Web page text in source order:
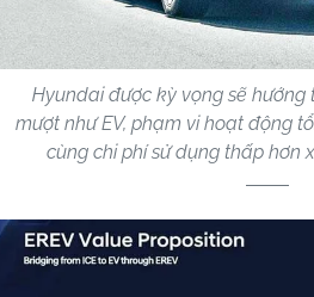
Hyundai được kỳ vọng sẽ
mượt như EV, phạm vi hoạt động
cùng chi phí sử dụng thấp hơn